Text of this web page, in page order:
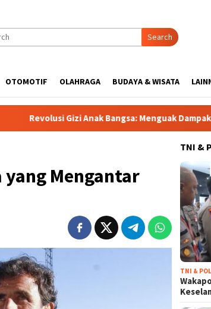
Search
OTOMOTIF OLAHRAGA BUDAYA & WISATA
Gizi Anak Bangsa: Menguak Dampak Positif
Mengantar
TNI &
TNI &